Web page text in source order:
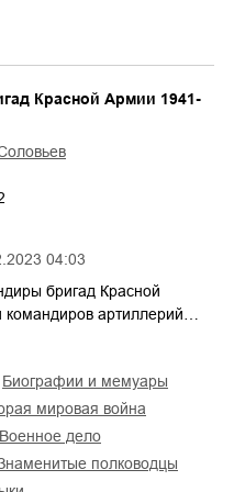
04:03
Красной Армии 1941-
бригад Красной
артиллерий…
биографии и мемуары
мировая война
военное дело
знаменитые полководцы